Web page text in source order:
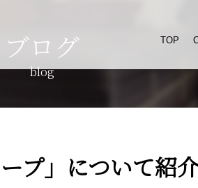
TOP
ブログ
blog
プ」について紹